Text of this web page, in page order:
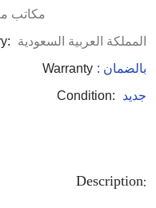
مكاتب
المملكة العربية السعودية
Warranty
: بالضمان
Condition:
جديد
Description: